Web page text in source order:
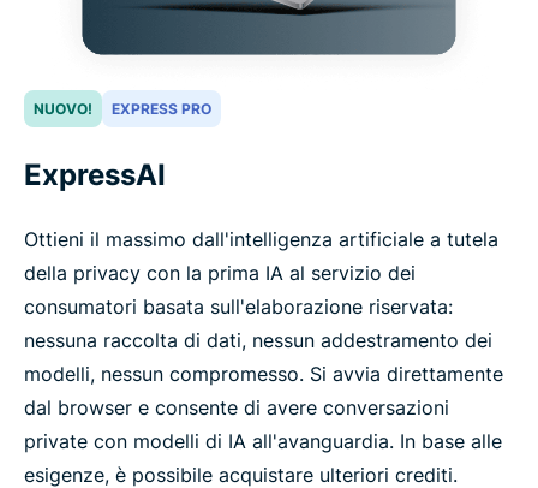
NUOVO! EXPRESS PRO
ExpressAI
Ottieni il massimo dall'intelligenza artificiale a tutela
della privacy con la prima IA al servizio dei
consumatori basata sull'elaborazione riservata:
nessuna raccolta di dati, nessun addestramento dei
modelli, nessun compromesso. Si avvia direttamente
dal browser e consente di avere conversazioni
private con modelli di IA all'avanguardia. In base alle
esigenze, è possibile acquistare ulteriori crediti.